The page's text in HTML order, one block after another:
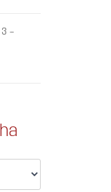
–